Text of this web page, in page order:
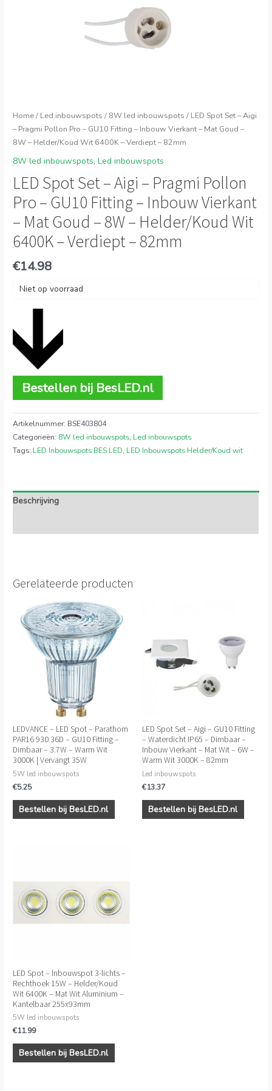
Home/ Led inbouwspots / 8W led inbouwspots / LED Spot Set – Aigi
– Pragmi Pollon Pro – GU10 Fitting – Inbouw Vierkant – Mat Goud –
8W – Helder/Koud Wit 6400K – Verdiept – 82mm
8W led inbouwspots,Led inbouwspots
LED Spot Set – Aigi – Pragmi Pollon
Pro – GU10 Fitting – Inbouw Vierkant
– Mat Goud – 8W – Helder/Koud Wit
6400K – Verdiept – 82mm
€14.98
Niet op voorraad
Bestellen bij BesLED.nl
Artikelnummer: BSE403804
Categorieën: 8W led inbouwspots, Led inbouwspots
Tags: LED Inbouwspots BES LED, LED Inbouwspots Helder/Koud wit
Beschrijving
Gerelateerde producten
LEDVANCE – LED Spot – Parathom
PAR16 930 36D – GU10 Fitting –
Dimbaar – 3.7W – Warm Wit
3000K | Vervangt 35W
5W led inbouwspots
€5.25
Bestellen bij BesLED.nl
LED Spot Set – Aigi – GU10 Fitting
– Waterdicht IP65 – Dimbaar –
Inbouw Vierkant – Mat Wit – 6W –
Warm Wit 3000K – 82mm
Led inbouwspots
€13.37
Bestellen bij BesLED.nl
LED Spot – Inbouwspot 3-lichts –
Rechthoek 15W – Helder/Koud
Wit 6400K – Mat Wit Aluminium –
Kantelbaar 255x93mm
5W led inbouwspots
€11.99
Bestellen bij BesLED.nl